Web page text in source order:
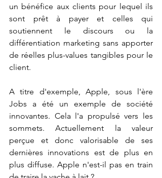
un bénéfice aux clients pour lequel ils
sont prêt à payer et celles qui
soutiennent le discours ou la
différentiation marketing sans apporter
de réelles plus-values tangibles pour le
client.
A titre d'exemple, Apple, sous l'ère
Jobs a été un exemple de société
innovantes. Cela l'a propulsé vers les
sommets. Actuellement la valeur
perçue et donc valorisable de ses
dernières innovations est de plus en
plus diffuse. Apple n'est-il pas en train